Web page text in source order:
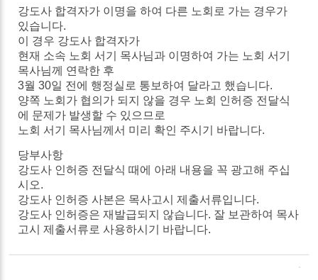
강도사 합격자가 이명을 하여 다른 노회로 가는 경우가
있습니다.
이
경우 강도사 합격자가
현재 소속 노회 서기 목사님과 이명하여 가는 노회 서기
목사님께 연락한 후
3월 30일 전에 행정실로 통보하여 달라고 했습니다.
양쪽 노회가 협의가 되지 않을 경우 노회 인허증 전달식
에 문제가 발생할 수 있으므로
노회 서기 목사님께서 미리 확인 주시기 바랍니다.
당부사항
강도사 인허증 전달식 때에 아래 내용을 꼭 광고해 주십
시오.
강도사 인허증 사본은 목사고시 제출서류입니다.
강도사 인허증은 재발급되지 않습니다. 잘 보관하여 목사
고시
제출서류로 사용하시기 바랍니다.